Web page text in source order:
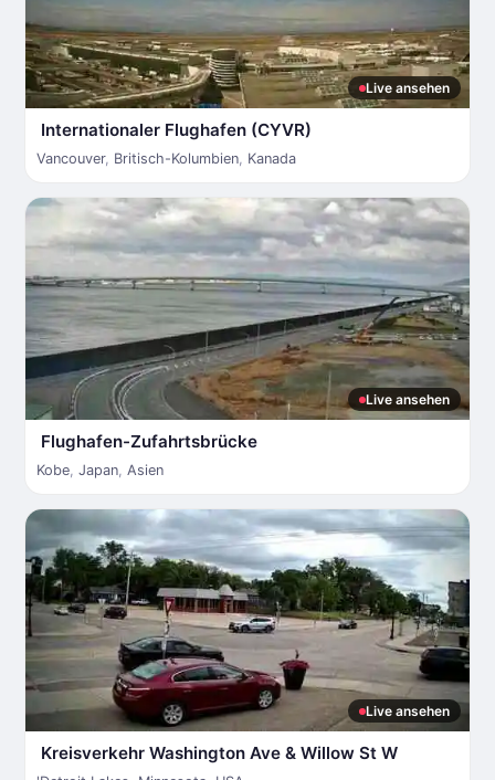
Live ansehen
Internationaler Flughafen (CYVR)
Vancouver, Britisch-Kolumbien, Kanada
Live ansehen
Flughafen-Zufahrtsbrücke
Kobe, Japan, Asien
Live ansehen
Kreisverkehr Washington Ave & Willow St W